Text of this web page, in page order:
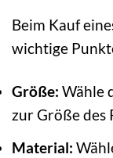
Beim Kauf
wichtige
Größe: Wähle
zur Größe des
Material: